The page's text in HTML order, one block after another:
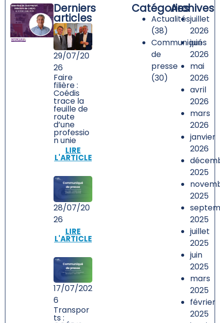
Catégories
Actualités
(38)
Communiqués
de
presse
(30)
Derniers
articles
29/07/20
26
Faire
filière :
Coédis
trace la
feuille de
route
d’une
professio
n unie
LIRE
L'ARTICLE
28/07/20
26
LIRE
L'ARTICLE
17/07/202
6
Transpor
ts :
Archives
juillet
2026
juin
2026
mai
2026
avril
2026
mars
2026
janvier
2026
2025
2025
2025
juillet
2025
juin
2025
mars
2025
février
2025